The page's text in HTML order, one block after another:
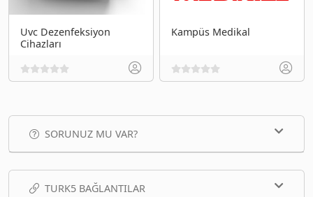
Uvc Dezenfeksiyon
Cihazları
Kampüs Medikal
SORUNUZ MU VAR?
TURK5 BAĞLANTILAR